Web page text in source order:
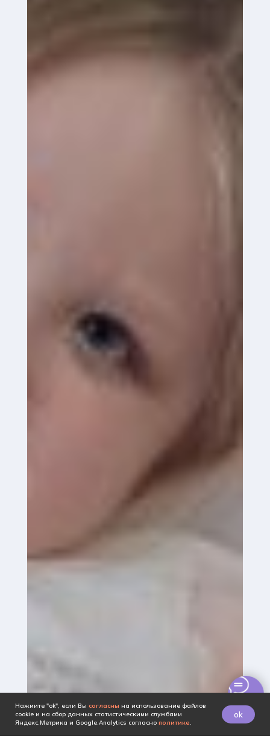
Нажмите "ok", если Вы согласны на использование файлов
cookie и на сбор данных статистическими службами
Яндекс.Метрика и Google.Analytics согласно политике.
ok